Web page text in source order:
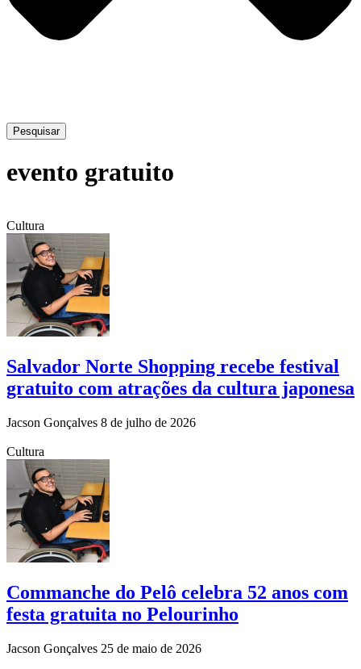
Pesquisar
evento gratuito
Cultura
Salvador Norte Shopping recebe festival
gratuito com atrações da cultura japonesa
Jacson Gonçalves 8 de julho de 2026
Cultura
Commanche do Pelô celebra 52 anos com
festa gratuita no Pelourinho
Jacson Gonçalves 25 de maio de 2026